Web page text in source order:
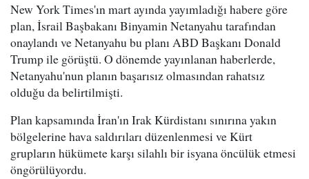
New York Times'ın mart ayında yayımladığı habere göre
plan, İsrail Başbakanı Binyamin Netanyahu tarafından
onaylandı ve Netanyahu bu planı ABD Başkanı Donald
Trump ile görüştü. O dönemde yayınlanan haberlerde,
Netanyahu'nun planın başarısız olmasından rahatsız
olduğu da belirtilmişti.
Plan kapsamında İran'ın Irak Kürdistanı sınırına yakın
bölgelerine hava saldırıları düzenlenmesi ve Kürt
grupların hükümete karşı silahlı bir isyana öncülük etmesi
öngörülüyordu.